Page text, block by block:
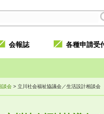
会報誌 各種申請受
談会 > 立川社会福祉協議会／生活設計相談会